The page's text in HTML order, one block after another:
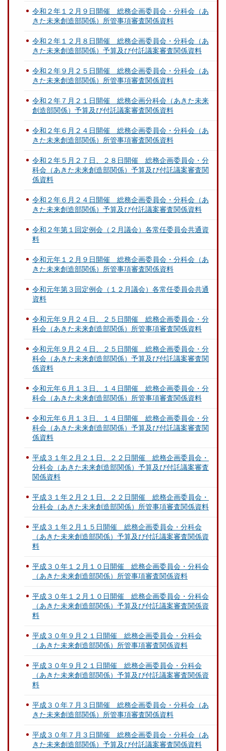
令和２年１２月９日開催 総務企画委員会・分科会（あ
きた未来創造部関係）所管事項審査関係資料
令和２年１２月８日開催 総務企画委員会・分科会（あ
きた未来創造部関係）予算及び付託議案審査関係資料
令和２年９月２５日開催 総務企画委員会・分科会（あ
きた未来創造部関係）所管事項審査関係資料
令和２年７月２１日開催 総務企画分科会（あきた未来
創造部関係）予算及び付託議案審査関係資料
令和２年６月２４日開催 総務企画委員会・分科会（あ
きた未来創造部関係）所管事項審査関係資料
令和２年５月２７日、２８日開催 総務企画委員会・分
科会（あきた未来創造部関係）予算及び付託議案審査関
係資料
令和２年６月２４日開催 総務企画委員会・分科会（あ
きた未来創造部関係）予算及び付託議案審査関係資料
令和２年第１回定例会（２月議会）各常任委員会共通資
料
令和元年１２月９日開催 総務企画委員会・分科会（あ
きた未来創造部関係）所管事項審査関係資料
令和元年第３回定例会（１２月議会）各常任委員会共通
資料
令和元年９月２４日、２５日開催 総務企画委員会・分
科会（あきた未来創造部関係）所管事項審査関係資料
令和元年９月２４日、２５日開催 総務企画委員会・分
科会（あきた未来創造部関係）予算及び付託議案審査関
係資料
令和元年６月１３日、１４日開催 総務企画委員会・分
科会（あきた未来創造部関係）所管事項審査関係資料
令和元年６月１３日、１４日開催 総務企画委員会・分
科会（あきた未来創造部関係）予算及び付託議案審査関
係資料
平成３１年２月２１日、２２日開催 総務企画委員会・
分科会（あきた未来創造部関係）予算及び付託議案審査
関係資料
平成３１年２月２１日、２２日開催 総務企画委員会・
分科会（あきた未来創造部関係）所管事項審査関係資料
平成３１年２月１５日開催 総務企画委員会・分科会
（あきた未来創造部関係）予算及び付託議案審査関係資
料
平成３０年１２月１０日開催 総務企画委員会・分科会
（あきた未来創造部関係）所管事項審査関係資料
平成３０年１２月１０日開催 総務企画委員会・分科会
（あきた未来創造部関係）予算及び付託議案審査関係資
料
平成３０年９月２１日開催 総務企画委員会・分科会
（あきた未来創造部関係）所管事項審査関係資料
平成３０年９月２１日開催 総務企画委員会・分科会
（あきた未来創造部関係）予算及び付託議案審査関係資
料
平成３０年７月３日開催 総務企画委員会・分科会（あ
きた未来創造部関係）所管事項審査関係資料
平成３０年７月３日開催 総務企画委員会・分科会（あ
きた未来創造部関係）予算及び付託議案審査関係資料